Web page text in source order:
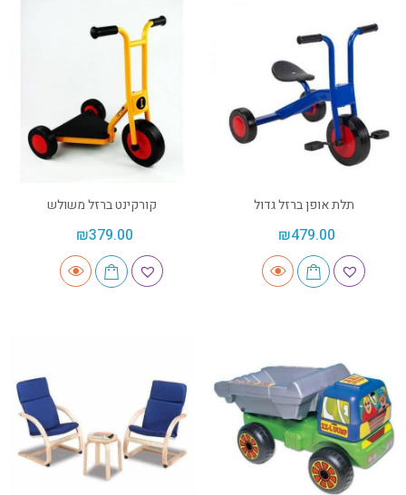
תלת אופן ברזל גדול
₪479.00
קורקינט ברזל משולש
₪379.00